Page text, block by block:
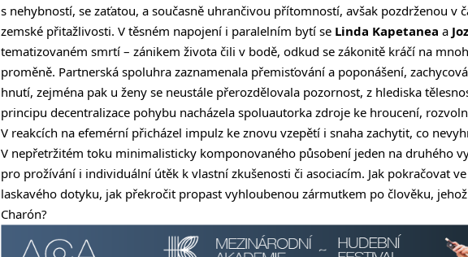
s nehybností, se zaťatou, a současně uhrančivou přítomností, avšak pozdrženou v
zemské přitažlivosti. V těsném napojení i paralelním bytí se Linda Kapetanea a
tematizovaném smrtí – zánikem života čili v bodě, odkud se zákonitě kráčí na
proměně. Partnerská spoluhra zaznamenala přemisťování a poponášení,
hnutí, zejména pak u ženy se neustále přerozdělovala pozornost, z hlediska
principu decentralizace pohybu nacházela spoluautorka zdroje ke hroucení,
V reakcích na efemérní přicházel impulz ke znovu vzepětí i snaha zachytit, co
V nepřetržitém toku minimalisticky komponovaného působení jeden na druhého
pro prožívání i individuální útěk k vlastní zkušenosti či asociacím. Jak pokračovat
laskavého dotyku, jak překročit propast vyhloubenou zármutkem po člověku,
Charón?